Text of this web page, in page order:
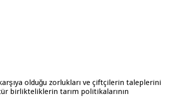
olduğu zorlukları ve çiftçilerin taleplerini
birlikteliklerin tarım politikalarının